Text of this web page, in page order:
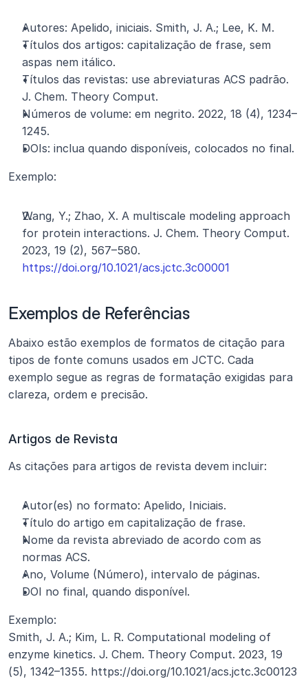
Autores: Apelido, iniciais. Smith, J. A.; Lee, K. M.
Títulos dos artigos: capitalização de frase, sem
aspas nem itálico.
Títulos das revistas: use abreviaturas ACS padrão.
J. Chem. Theory Comput.
Números de volume: em negrito. 2022, 18 (4), 1234–
1245.
DOIs: inclua quando disponíveis, colocados no final.
Exemplo:
Wang, Y.; Zhao, X. A multiscale modeling approach
for protein interactions. J. Chem. Theory Comput.
https://doi.org/10.1021/acs.jctc.3c00001
Exemplos de Referências
Abaixo estão exemplos de formatos de citação para
tipos de fonte comuns usados em JCTC. Cada
exemplo segue as regras de formatação exigidas para
clareza, ordem e precisão.
Artigos de Revista
As citações para artigos de revista devem incluir:
Autor(es) no formato: Apelido, Iniciais.
Título do artigo em capitalização de frase.
Nome da revista abreviado de acordo com as
normas ACS.
Ano, Volume (Número), intervalo de páginas.
DOI no final, quando disponível.
Exemplo:
Smith, J. A.; Kim, L. R. Computational modeling of
enzyme kinetics. J. Chem. Theory Comput. 2023, 19
(5), 1342–1355. https://doi.org/10.1021/acs.jctc.3c00123